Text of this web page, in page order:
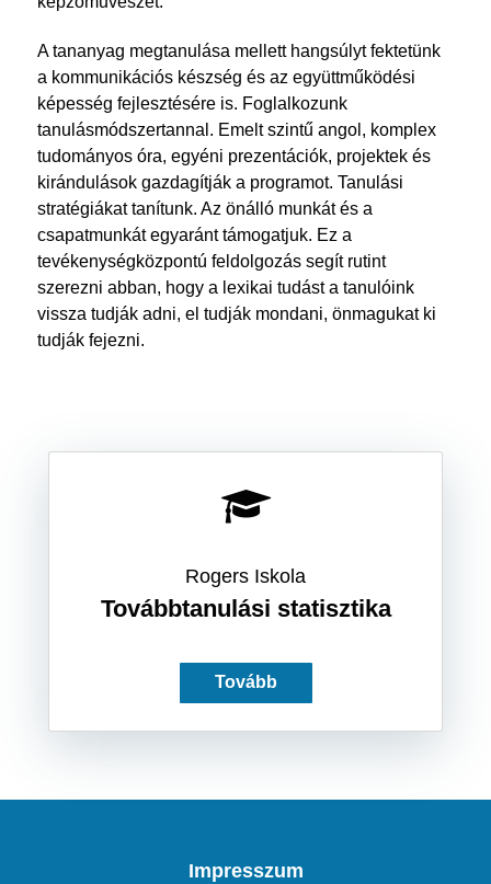
A tananyag megtanulása mellett hangsúlyt fektetünk
a kommunikációs készség és az együttműködési
képesség fejlesztésére is. Foglalkozunk
tanulásmódszertannal. Emelt szintű angol, komplex
tudományos óra, egyéni prezentációk, projektek és
kirándulások gazdagítják a programot. Tanulási
stratégiákat tanítunk. Az önálló munkát és a
csapatmunkát egyaránt támogatjuk. Ez a
tevékenységközpontú feldolgozás segít rutint
szerezni abban, hogy a lexikai tudást a tanulóink
vissza tudják adni, el tudják mondani, önmagukat ki
tudják fejezni.
Rogers Iskola
Továbbtanulási statisztika
Tovább
Impresszum